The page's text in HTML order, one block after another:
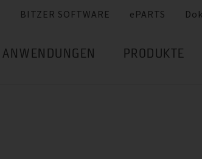
BITZER SOFTWARE ePARTS
ANWENDUNGEN PRODUKTE